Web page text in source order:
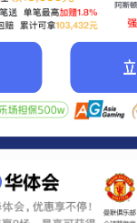
Guys!